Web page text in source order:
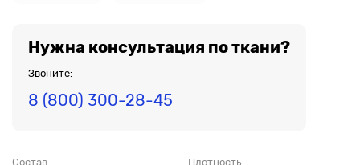
Нужна консультация по ткани?
Звоните:
8 (800) 300-28-45
Состав Плотность